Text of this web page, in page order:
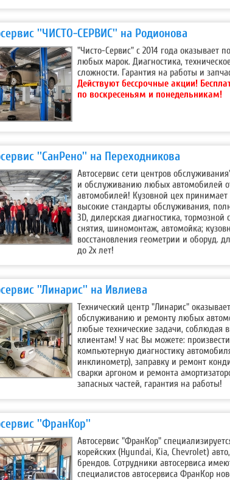
''ЧИСТО-СЕРВИС'' на Родионова
"Чисто-Сервис" с 2014 года оказывает
любых марок. Диагностика,
сложности. Гарантия на работы и
Действуют бессрочные акции!
по воскресеньям и понедельникам!
''СанРено'' на Переходникова
Автосервис сети центров
и обслуживанию любых автомобилей
автомобилей! Кузовной цех
высокие стандарты обслуживания,
3D, дилерская диагностика,
снятия, шиномонтаж, автомойка;
восстановления геометрии и оборуд.
до 2х лет!
''Линарис'' на Ивлиева
Технический центр "Линарис"
обслуживанию и ремонту любых
любые технические задачи, соблюдая
клиентам! У нас Вы можете:
компьютерную диагностику
инклинометр), заправку и ремонт
сварки аргоном и ремонта
запасных частей, гарантия на работы!
''ФранКор''
Автосервис "ФранКор"
корейских (Hyundai, Kia, Chevrolet)
брендов. Сотрудники автосервиса
специалистов автосервиса ФранКор